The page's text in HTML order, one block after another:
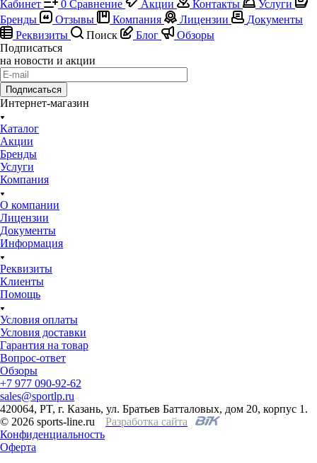
Кабинет 0 Сравнение Акции Контакты
Услуги
Бренды
Отзывы Компания Лицензии
Документы
Реквизиты
Поиск Блог
Обзоры
Подписаться
на новости и акции
Подписаться
Интернет-магазин
Каталог
Акции
Бренды
Услуги
Компания
О компании
Лицензии
Документы
Информация
Реквизиты
Клиенты
Помощь
Условия оплаты
Условия доставки
Гарантия на товар
Вопрос-ответ
Обзоры
+7 977 090-92-62
sales@sportlp.ru
420064, PT, г. Казань, ул. Братьев Батталовых, дом 20, корпус 1.
© 2026 sports-line.ru
Разработка сайта
Конфиденциальность
Оферта